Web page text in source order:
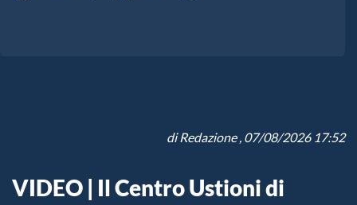
diRedazione, 07/08/2026 17:52
VIDEO | Il Centro Ustioni di